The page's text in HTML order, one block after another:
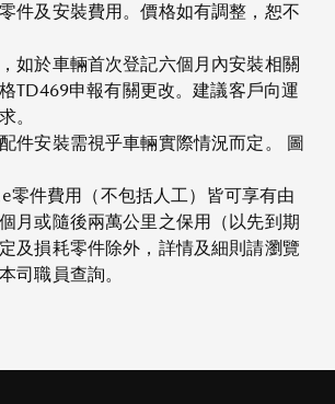
件及安裝費用。價格如有調整，恕不
如於車輛首次登記六個月內安裝相關
TD469申報有關更改。建議客戶向運
。
件安裝需視乎車輛實際情況而定。 圖
零件費用（不包括人工）皆可享有由
月或隨後兩萬公里之保用（以先到期
及損耗零件除外，詳情及細則請瀏覽
司職員查詢。